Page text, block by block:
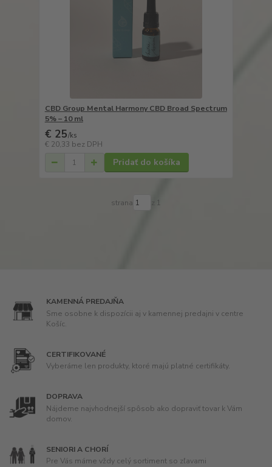
CBD Group Mental Harmony CBD Broad Spectrum
5% – 10 ml
€ 25/ks
€ 20,33 bez DPH
Pridať do košíka
strana z 1
KAMENNÁ PREDAJŇA
Sme osobne k dispozícii aj v kamennej predajni v centre
Košíc.
CERTIFIKOVANÉ
Vyberáme len produkty, ktoré majú platné certifikáty.
DOPRAVA
Nájdeme najvhodnejší spôsob ako dopraviť tovar k Vám
domov.
SENIORI A CHORÍ
Pre Vás máme vždy celý sortiment so zľavami